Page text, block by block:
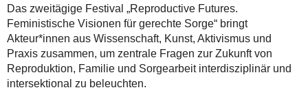
Das zweitägige Festival „Reproductive Futures.
Feministische Visionen für gerechte Sorge“ bringt
Akteur*innen aus Wissenschaft, Kunst, Aktivismus und
Praxis zusammen, um zentrale Fragen zur Zukunft von
Reproduktion, Familie und Sorgearbeit interdisziplinär und
intersektional zu beleuchten.